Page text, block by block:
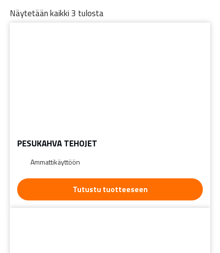
Näytetään kaikki 3 tulosta
PESUKAHVA TEHOJET
Ammattikäyttöön
Tutustu tuotteeseen